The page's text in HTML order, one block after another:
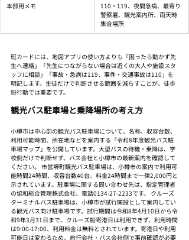
本部用メモ
110・119、夜間急病、最寄り
警察署、観光案内所、雨天時
集合場所
班カードには、地図アプリの使い方よりも「困ったら動かず先
生へ連絡」「先生につながらない場合は近くの大人や施設スタ
ッフに相談」「事故・急病は119、事件・交通事故は110」を
明記します。生徒だけで判断させる範囲を減らすことが、徒歩
班行動では重要です。
観光バス駐車場と乗降場所の考え方
小樽市は中心部の観光バス駐車場について、名称、収容台数、
利用可能時間、所在地などを案内する「令和8年度観光バス駐
車場マップ」を公開しています。大型バスの待機・乗降は、学
校側だけで判断せず、バス会社と小樽市の最新案内を確認して
ください。 市営堺町観光バス駐車場は、小樽市の案内で利用可
能時間24時間、収容台数40台、料金24時間まで一律2,000円と
示されています。駐車場に関する問い合わせ先は、指定管理者
の協和総合管理株式会社、電話0134-27-2233です。 クルーズ
ターミナルバス駐車場は、小樽市が試行開設として案内してい
る観光バス向け駐車場です。試行期間は令和8年4月10日から令
和9年3月31日まで、クルーズ船寄港日は利用できず、利用時間
は9:00-17:00、利用料金は無料とされています。寄港日や利用
可能日は変わるため、旅行会社・バス会社側で事前確認が必要